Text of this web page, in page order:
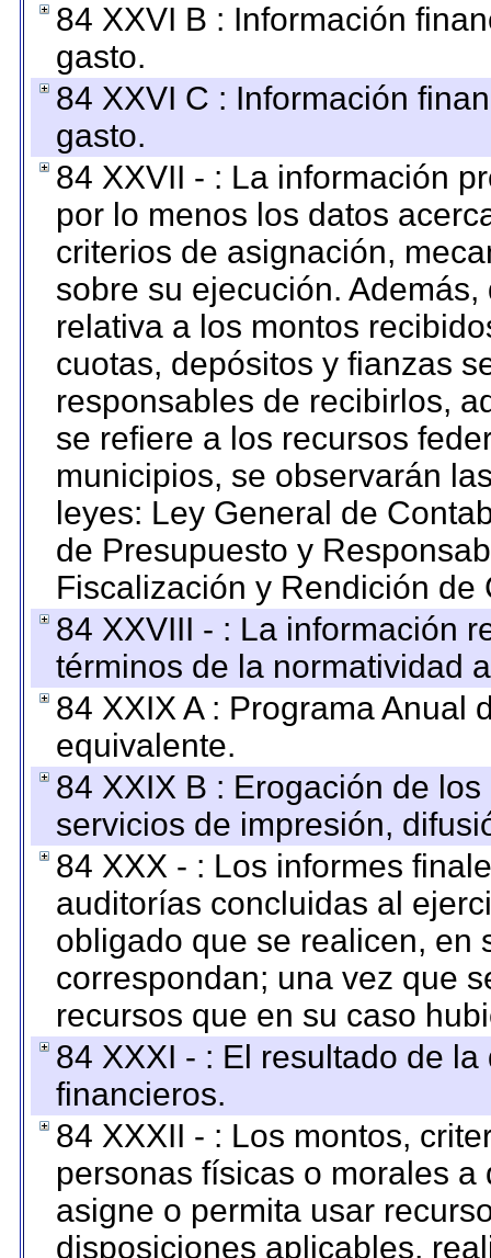
84 XXVI B : Información
gasto.
84 XXVI C : Información
gasto.
84 XXVII - : La información
por lo menos los datos
criterios de asignación,
sobre su ejecución.
relativa a los montos
cuotas, depósitos y fianzas
responsables de recibirlos,
se refiere a los recursos
municipios, se observarán
leyes: Ley General de
de Presupuesto y
Fiscalización y Rendición
84 XXVIII - : La información
términos de la normatividad
84 XXIX A : Programa Anual
equivalente.
84 XXIX B : Erogación de
servicios de impresión,
84 XXX - : Los informes
auditorías concluidas al
obligado que se realicen, en
correspondan; una vez que
recursos que en su caso
84 XXXI - : El resultado de
financieros.
84 XXXII - : Los montos,
personas físicas o morales
asigne o permita usar
disposiciones aplicables,